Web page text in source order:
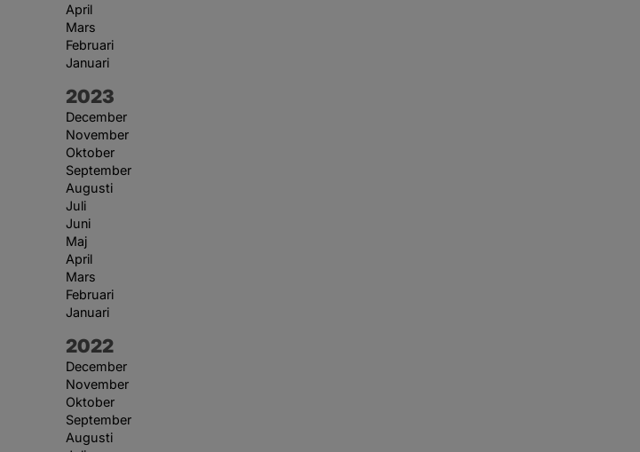
April
Mars
Februari
Januari
År:
2023
December
November
Oktober
September
Augusti
Juli
Juni
Maj
April
Mars
Februari
Januari
År:
2022
December
November
Oktober
September
Augusti